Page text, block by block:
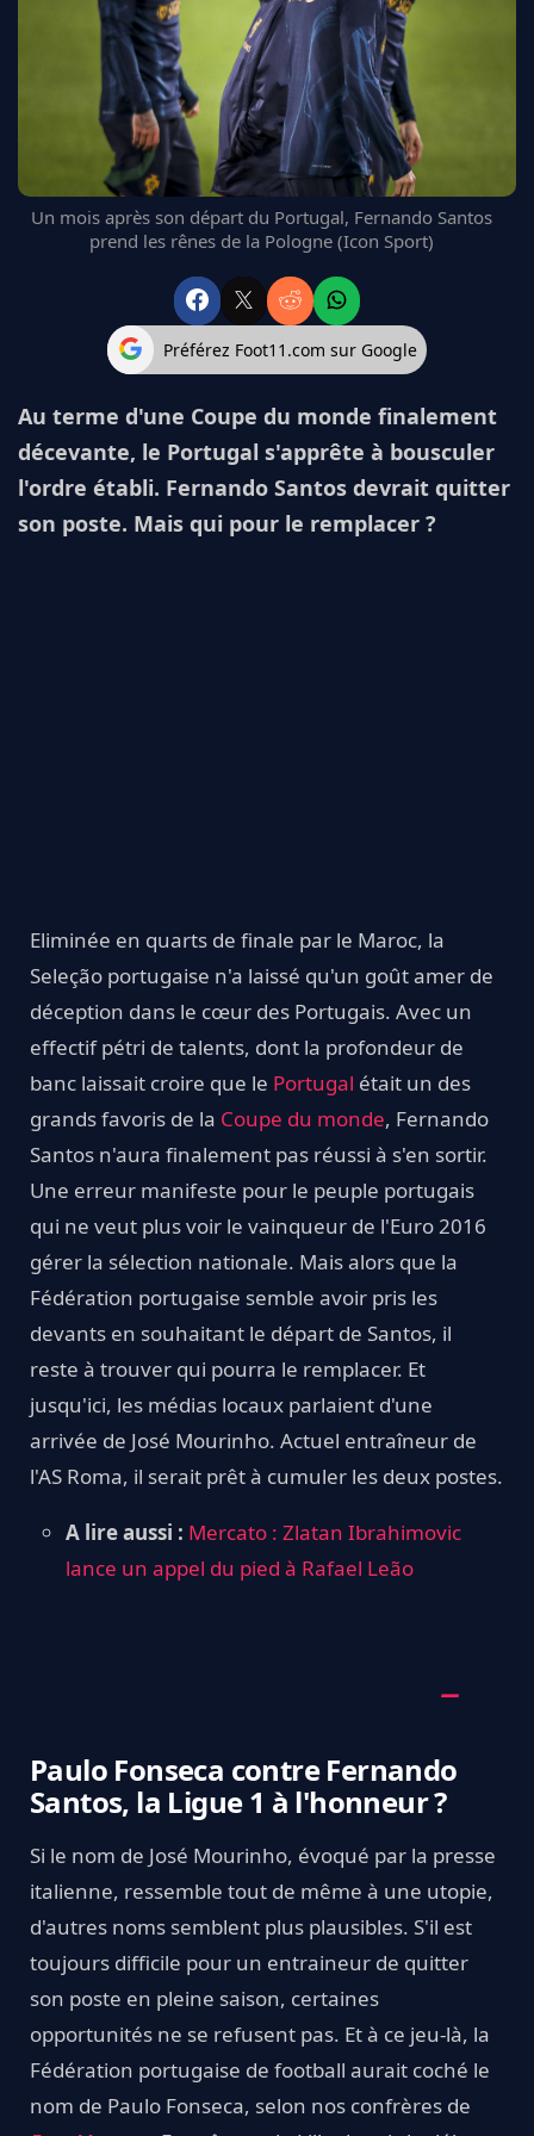
FC BARCELONE
MANCHESTER UNITED
ARSENAL
L'AVIS DE LA RÉDAC'
Un mois après son départ du Portugal, Fernando Santos
prend les rênes de la Pologne (Icon Sport)
Préférez Foot11.com sur Google
Au terme d'une Coupe du monde finalement
décevante, le Portugal s'apprête à bousculer
l'ordre établi. Fernando Santos devrait quitter
son poste. Mais qui pour le remplacer ?
Eliminée en quarts de finale par le Maroc, la
Seleção portugaise n'a laissé qu'un goût amer de
déception dans le cœur des Portugais. Avec un
effectif pétri de talents, dont la profondeur de
banc laissait croire que le Portugal était un des
grands favoris de la Coupe du monde, Fernando
Santos n'aura finalement pas réussi à s'en sortir.
Une erreur manifeste pour le peuple portugais
qui ne veut plus voir le vainqueur de l'Euro 2016
gérer la sélection nationale. Mais alors que la
Fédération portugaise semble avoir pris les
devants en souhaitant le départ de Santos, il
reste à trouver qui pourra le remplacer. Et
jusqu'ici, les médias locaux parlaient d'une
arrivée de José Mourinho. Actuel entraîneur de
l'AS Roma, il serait prêt à cumuler les deux postes.
A lire aussi : Mercato : Zlatan Ibrahimovic
lance un appel du pied à Rafael Leão
Paulo Fonseca contre Fernando
Santos, la Ligue 1 à l'honneur ?
Si le nom de José Mourinho, évoqué par la presse
italienne, ressemble tout de même à une utopie,
d'autres noms semblent plus plausibles. S'il est
toujours difficile pour un entraineur de quitter
son poste en pleine saison, certaines
opportunités ne se refusent pas. Et à ce jeu-là, la
Fédération portugaise de football aurait coché le
nom de Paulo Fonseca, selon nos confrères de